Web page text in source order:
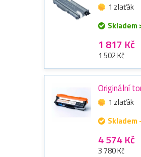
1 zlaťák
Skladem
1 817 Kč
1 502 Kč
Originální
1 zlaťák
Skladem
4 574 Kč
3 780 Kč